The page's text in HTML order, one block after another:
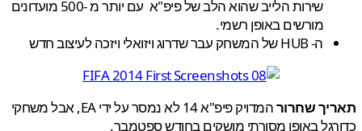
שירות הלייב שהוא הלב של פיפ"א עם יותר מ -500 מועדונים
מורשים באופן רשמי.
ה- HUB של המשחק עבר שדרוג ויזואלי ויזכה לעיצוב חדש
שחרור
המדויק פיפ"א 14 לא נמסר על ידי EA, אבל משחקי
באופן מסורתי מושקים בחודש ספטמבר.